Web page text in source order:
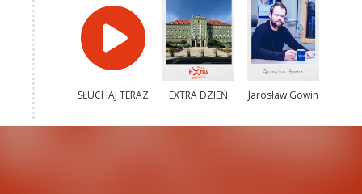
SŁUCHAJ TERAZ EXTRA DZIEŃ Jarosław Gowin